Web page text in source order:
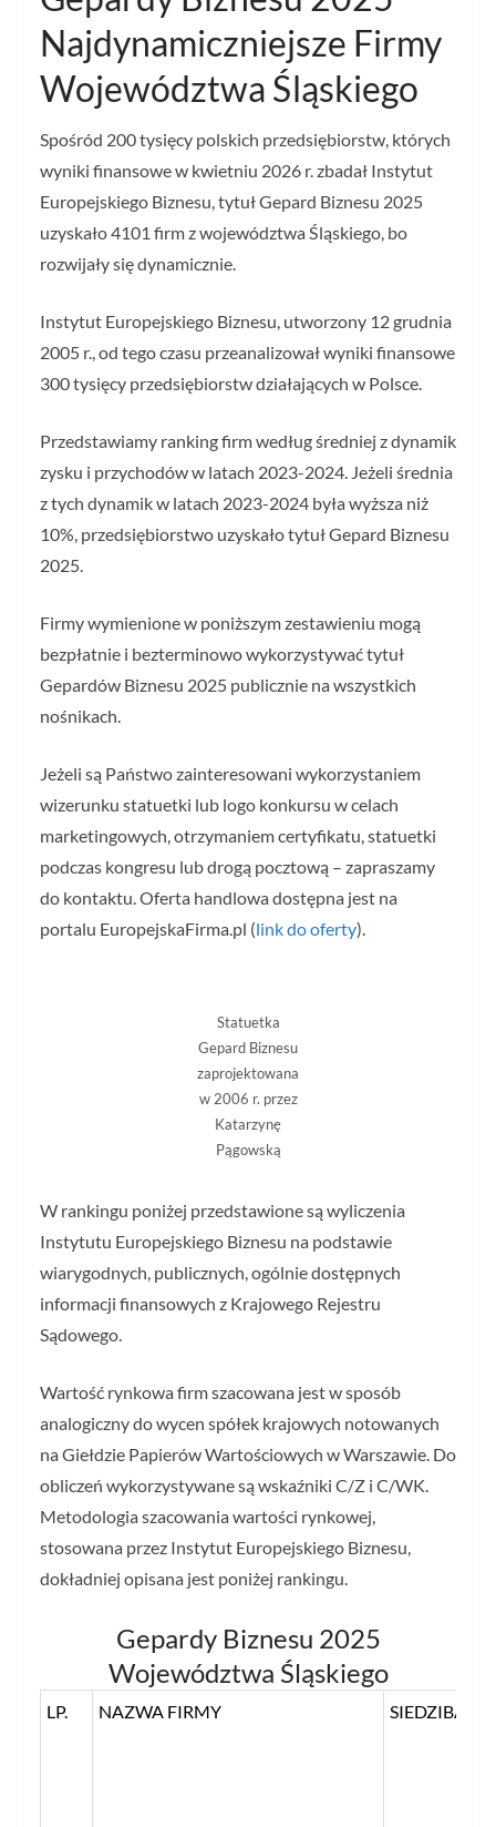
Najdynamiczniejsze Firmy
Województwa Śląskiego
Spośród 200 tysięcy polskich przedsiębiorstw, których
wyniki finansowe w kwietniu 2026 r. zbadał Instytut
Europejskiego Biznesu, tytuł Gepard Biznesu 2025
uzyskało 4101 firm z województwa Śląskiego, bo
rozwijały się dynamicznie.
Instytut Europejskiego Biznesu, utworzony 12 grudnia
2005 r., od tego czasu przeanalizował wyniki finansowe
300 tysięcy przedsiębiorstw działających w Polsce.
Przedstawiamy ranking firm według średniej z dynamik
zysku i przychodów w latach 2023-2024. Jeżeli średnia
z tych dynamik w latach 2023-2024 była wyższa niż
10%, przedsiębiorstwo uzyskało tytuł Gepard Biznesu
2025.
Firmy wymienione w poniższym zestawieniu mogą
bezpłatnie i bezterminowo wykorzystywać tytuł
Gepardów Biznesu 2025 publicznie na wszystkich
nośnikach.
Jeżeli są Państwo zainteresowani wykorzystaniem
wizerunku statuetki lub logo konkursu w celach
marketingowych, otrzymaniem certyfikatu, statuetki
podczas kongresu lub drogą pocztową – zapraszamy
do kontaktu. Oferta handlowa dostępna jest na
portalu EuropejskaFirma.pl (link do oferty).
Statuetka
Gepard Biznesu
zaprojektowana
w 2006 r. przez
Katarzynę
Pągowską
W rankingu poniżej przedstawione są wyliczenia
Instytutu Europejskiego Biznesu na podstawie
wiarygodnych, publicznych, ogólnie dostępnych
informacji finansowych z Krajowego Rejestru
Sądowego.
Wartość rynkowa firm szacowana jest w sposób
analogiczny do wycen spółek krajowych notowanych
na Giełdzie Papierów Wartościowych w Warszawie. Do
obliczeń wykorzystywane są wskaźniki C/Z i C/WK.
Metodologia szacowania wartości rynkowej,
stosowana przez Instytut Europejskiego Biznesu,
dokładniej opisana jest poniżej rankingu.
Gepardy Biznesu 2025
Województwa Śląskiego
LP. NAZWA FIRMY SIEDZIBA